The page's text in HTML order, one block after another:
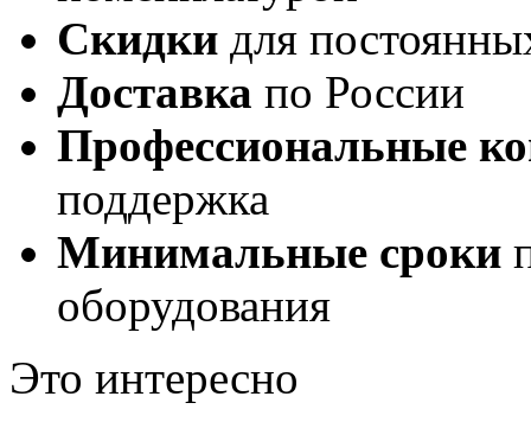
Скидки для
Доставка по России
Профессиональные
поддержка
Минимальные сроки
оборудования
Это интересно